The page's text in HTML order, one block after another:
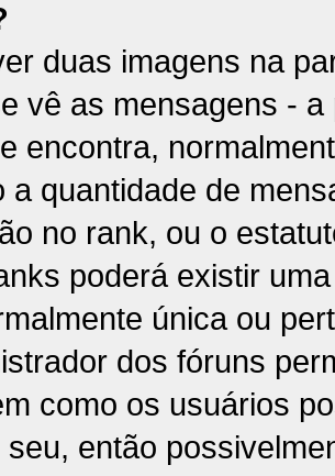
duas imagens na
vê as mensagens -
encontra,
a quantidade de
no rank, ou o
poderá existir
única ou
dos fóruns
como os usuários
então